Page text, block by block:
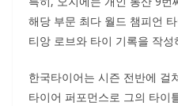
해당 부문 최다 월드 챔피언
티앙 로브와 타이 기록을 작성
한국타이어는 시즌 전반에 걸
타이어 퍼포먼스로 그의 타이